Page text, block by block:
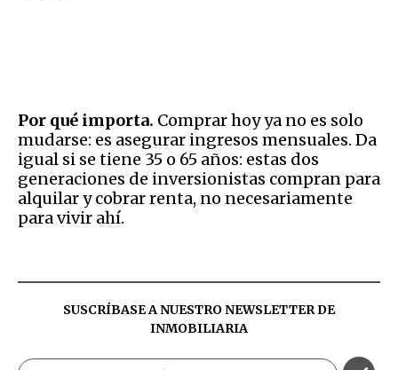
Por qué importa. Comprar hoy ya no es solo
mudarse: es asegurar ingresos mensuales. Da
igual si se tiene 35 o 65 años: estas dos
generaciones de inversionistas compran para
alquilar y cobrar renta, no necesariamente
para vivir ahí.
SUSCRÍBASE A NUESTRO NEWSLETTER DE
INMOBILIARIA